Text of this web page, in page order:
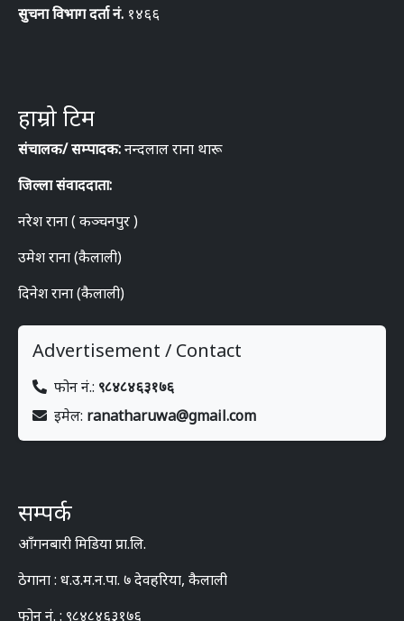
सुचना विभाग दर्ता नं. १४६६
हाम्रो टिम
संचालक/ सम्पादक:नन्दलाल राना थारू
जिल्ला संवाददाता:
नरेश राना ( कञ्चनपुर )
उमेश राना (कैलाली)
दिनेश राना (कैलाली)
Advertisement / Contact
फोन नं.: ९८४८४६३१७६
इमेल: ranatharuwa@gmail.com
सम्पर्क
आँगनबारी मिडिया प्रा.लि.
ठेगाना : ध.उ.म.न.पा. ७ देवहरिया, कैलाली
फोन नं. : ९८४८४६३१७६